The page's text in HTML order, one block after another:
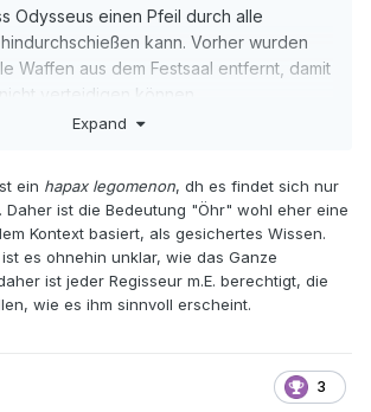
Odysseus einen Pfeil durch alle
kann. Vorher wurden
Waffen aus dem Festsaal entfernt, damit
verteidigen können.
ἤμβροτε πάντων
Expand
ein hapax legomenon, dh es findet sich nur
Daher ist die Bedeutung "Öhr" wohl eher eine
Kontext basiert, als gesichertes Wissen.
es ohnehin unklar, wie das Ganze
ist jeder Regisseur m.E. berechtigt, die
wie es ihm sinnvoll erscheint.
3